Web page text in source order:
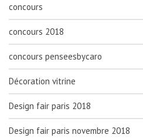
concours
concours 2018
concours penseesbycaro
Décoration vitrine
Design fair paris 2018
Design fair paris novembre 2018